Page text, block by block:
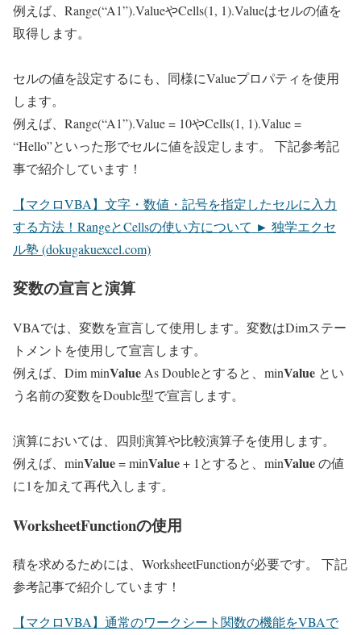
例えば、Range(“A1”).ValueやCells(1, 1).Valueはセルの値を
取得します。
セルの値を設定するにも、同様にValueプロパティを使用
します。
例えば、Range(“A1”).Value = 10やCells(1, 1).Value =
“Hello”といった形でセルに値を設定します。 下記参考記
事で紹介しています！
【マクロVBA】文字・数値・記号を指定したセルに入力
する方法！RangeとCellsの使い方について ► 独学エクセ
ル塾 (dokugakuexcel.com)
変数の宣言と演算
VBAでは、変数を宣言して使用します。変数はDimステー
トメントを使用して宣言します。
例えば、DimminValue As Doubleとすると、 minValue とい
う名前の変数をDouble型で宣言します。
演算においては、四則演算や比較演算子を使用します。
例えば、 minValue=minValue+ 1とすると、 minValueの値
に1を加えて再代入します。
WorksheetFunctionの使用
積を求めるためには、WorksheetFunctionが必要です。 下記
参考記事で紹介しています！
【マクロVBA】通常のワークシート関数の機能をVBAで